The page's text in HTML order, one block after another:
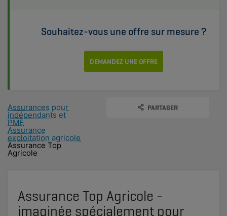
Souhaitez-vous une offre sur mesure ?
DEMANDEZ UNE OFFRE
Assurances pour
indépendants et
PME
Assurance
exploitation agricole
Assurance Top
Agricole
PARTAGER
Assurance Top Agricole -
imaginée spécialement pour